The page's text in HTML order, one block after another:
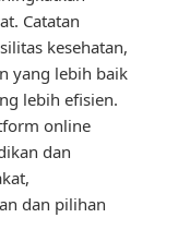
Catatan
kesehatan,
yang lebih baik
lebih efisien.
online
dan
dan pilihan